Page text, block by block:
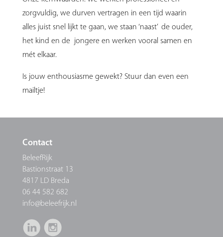
zorgvuldig, we durven vertragen in een tijd waarin
alles juist snel lijkt te gaan, we staan ‘naast’ de ouder,
het kind en de jongere en werken vooral samen en
mét elkaar.
Is jouw enthousiasme gewekt? Stuur dan even een
mailtje!
Contact
BeleefRijk
Bastionstraat 13
4817 LD Breda
06 44 582 682
info@beleefrijk.nl